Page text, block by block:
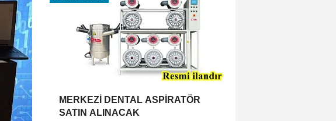
MERKEZİ DENTAL ASPİRATÖR
SATIN ALINACAK